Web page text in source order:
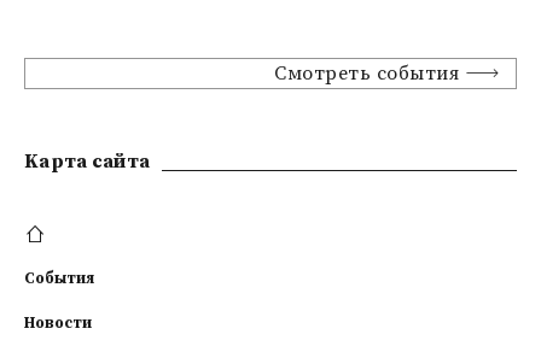
Смотреть события
Kарта сайта
События
Новости